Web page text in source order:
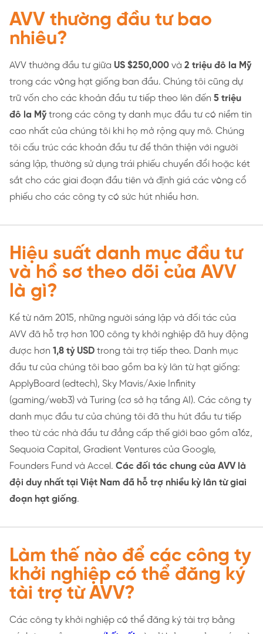
AVV thường đầu tư bao
nhiêu?
AVV thường đầu tư giữa US $250,000 và 2 triệu đô la Mỹ
trong các vòng hạt giống ban đầu. Chúng tôi cũng dự
trữ vốn cho các khoản đầu tư tiếp theo lên đến 5 triệu
đô la Mỹtrong các công ty danh mục đầu tư có niềm tin
cao nhất của chúng tôi khi họ mở rộng quy mô. Chúng
tôi cấu trúc các khoản đầu tư để thân thiện với người
sáng lập, thường sử dụng trái phiếu chuyển đổi hoặc két
sắt cho các giai đoạn đầu tiên và định giá các vòng cổ
phiếu cho các công ty có sức hút nhiều hơn.
Hiệu suất danh mục đầu tư
và hồ sơ theo dõi của AVV
là gì?
Kể từ năm 2015, những người sáng lập và đối tác của
AVV đã hỗ trợ hơn 100 công ty khởi nghiệp đã huy động
được hơn 1,8 tỷ USD trong tài trợ tiếp theo. Danh mục
đầu tư của chúng tôi bao gồm ba kỳ lân từ hạt giống:
ApplyBoard (edtech), Sky Mavis/Axie Infinity
(gaming/web3) và Turing (cơ sở hạ tầng AI). Các công ty
danh mục đầu tư của chúng tôi đã thu hút đầu tư tiếp
theo từ các nhà đầu tư đẳng cấp thế giới bao gồm a16z,
Sequoia Capital, Gradient Ventures của Google,
Founders Fund và Accel. Các đối tác chung của AVV là
đội duy nhất tại Việt Nam đã hỗ trợ nhiều kỳ lân từ giai
đoạn hạt giống.
Làm thế nào để các công ty
khởi nghiệp có thể đăng ký
tài trợ từ AVV?
Các công ty khởi nghiệp có thể đăng ký tài trợ bằng